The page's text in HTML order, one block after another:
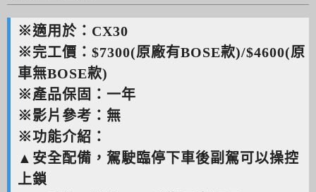
※適用於：CX30
※完工價：$7300(原廠有BOSE款)/$4600(原
車無BOSE款)
※產品保固：一年
※影片參考：無
※功能介紹：
​▲安全配備，駕駛臨停下車後副駕可以操控
上鎖